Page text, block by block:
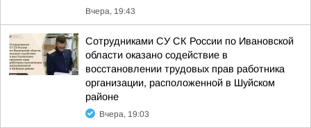
Вчера, 19:43
Сотрудниками СУ СК России по Ивановской
области оказано содействие в
восстановлении трудовых прав работника
организации, расположенной в Шуйском
районе
Вчера, 19:03